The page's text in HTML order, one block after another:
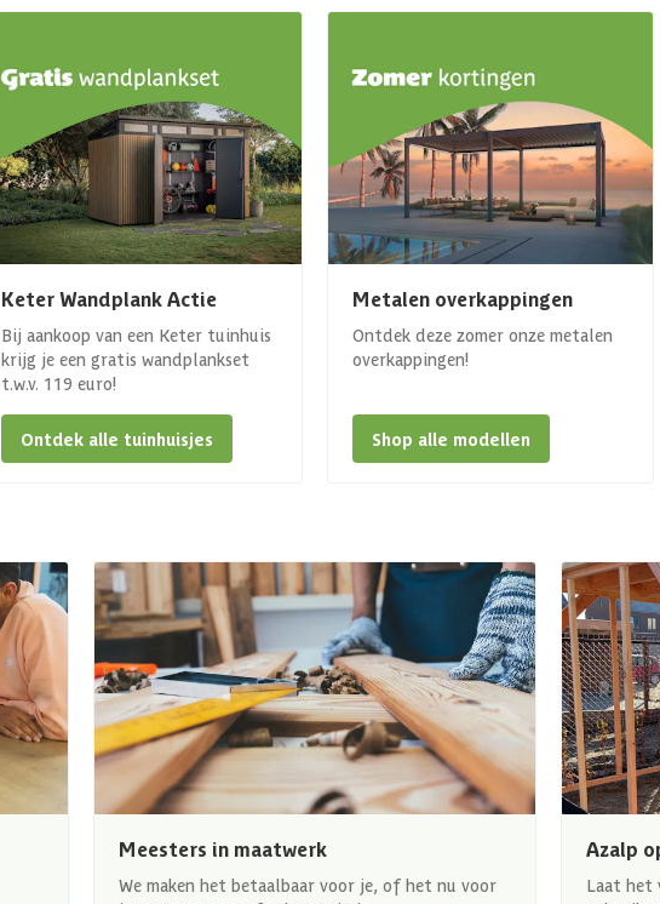
Keter Wandplank Actie
Bij aankoop van een Keter tuinhuis
krijg je een gratis wandplankset
t.w.v. 119 euro!
Ontdek alle tuinhuisjes
Metalen overkappingen
Ontdek deze zomer onze metalen
overkappingen!
Shop alle modellen
Meesters in maatwerk
We maken het betaalbaar voor je, of het nu voor
Azalp
Laat het